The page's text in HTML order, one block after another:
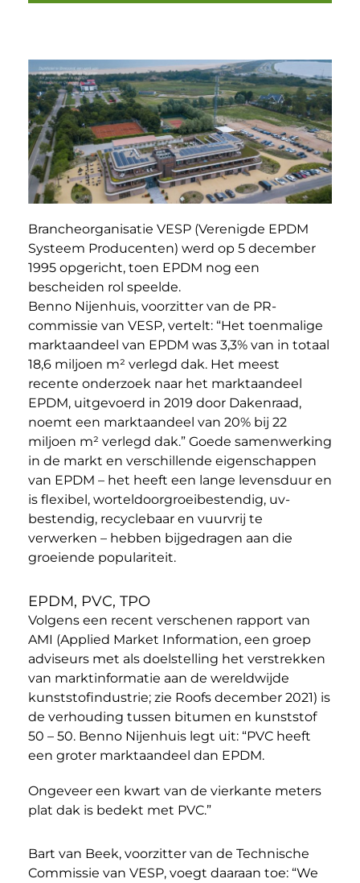
Brancheorganisatie VESP (Verenigde EPDM
Systeem Producenten) werd op 5 december
1995 opgericht, toen EPDM nog een
bescheiden rol speelde.
Benno Nijenhuis, voorzitter van de PR-
commissie van VESP, vertelt: “Het toenmalige
marktaandeel van EPDM was 3,3% van in totaal
18,6 miljoen m² verlegd dak. Het meest
recente onderzoek naar het marktaandeel
EPDM, uitgevoerd in 2019 door Dakenraad,
noemt een marktaandeel van 20% bij 22
miljoen m² verlegd dak.” Goede samenwerking
in de markt en verschillende eigenschappen
van EPDM – het heeft een lange levensduur en
is flexibel, worteldoorgroeibestendig, uv-
bestendig, recyclebaar en vuurvrij te
verwerken – hebben bijgedragen aan die
groeiende populariteit.
EPDM, PVC, TPO
Volgens een recent verschenen rapport van
AMI (Applied Market Information, een groep
adviseurs met als doelstelling het verstrekken
van marktinformatie aan de wereldwijde
kunststofindustrie; zie Roofs december 2021) is
de verhouding tussen bitumen en kunststof
50 – 50. Benno Nijenhuis legt uit: “PVC heeft
een groter marktaandeel dan EPDM.
Ongeveer een kwart van de vierkante meters
plat dak is bedekt met PVC.”
Bart van Beek, voorzitter van de Technische
Commissie van VESP, voegt daaraan toe: “We